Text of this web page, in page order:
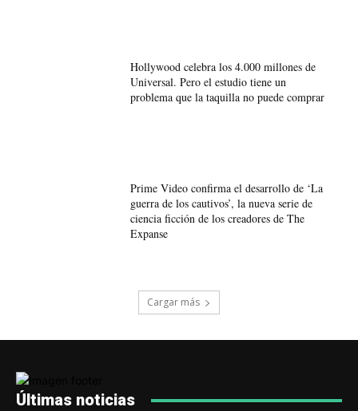
Hollywood celebra los 4.000 millones de
Universal. Pero el estudio tiene un
problema que la taquilla no puede comprar
Prime Video confirma el desarrollo de ‘La
guerra de los cautivos’, la nueva serie de
ciencia ficción de los creadores de The
Expanse
Cargar más
Últimas noticias